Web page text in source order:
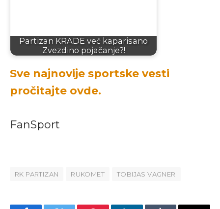
Partizan KRADE već kaparisano
Zvezdino pojačanje?!
Sve najnovije sportske vesti
pročitajte ovde.
FanSport
RK PARTIZAN RUKOMET TOBIJAS VAGNER